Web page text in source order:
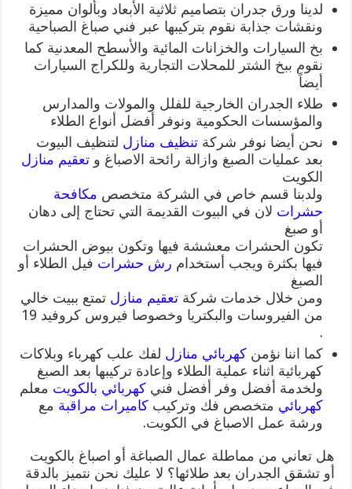
لدينا ورق جدران بتصاميم ثلاثية الأبعاد وبألوان مميزة
ونقشات جذابة نقوم بتركيبها عبر فني صباغ الصباحية
بخ السيارات والخزانات المائية والأسطح المعدنية كما
نقوم ببخ الشتر للمحلات التجارية وللكراج السيارات
أيضاً
طلاء الجدران الخارجية للفلل والمولات والمدارس
والمؤسسات الحكومية ونوفر أفضل أنواع الطلاء
نحن أيضا نوفر شركةتنظيف منازل لتنظيف البيوت
بعد عمليات الصبغ وازالة رائحة الاصباغ وتعقيم منازل
الكويت
ولدبنا قسم خاص في الشركة متخصص مكافحة
حشرات لان في البيوت القديمة التي تحتاج إلى دهان
أو صبغ
تكون الحشرات معششة فيها وتكون بيوض الحشرات
فيها بكثرة ويجب أستخدام رش حشرات فيل الطلاء أو
الصبغ
ومن خلال خدمات شركةتعقيم منازل تمتع ببيت خالي
من الفيروسات والبكتريا وخصوصا فيروس كروفيد 19
.
كما اننا نؤمنكهربائي منازل لفك علب كهرباء وبلاكات
كهربائية اثناء عملية الطلاء وإعادة تركيبها بعد الصبغ
ولخدمة أفضل وفر أفضل فنيكهربائي بالكويت معلم
كهربائي متخصص فك وتركيبكاميرات مراقبة مع
ورشة عمل الاصباغ في الكويت.
هل تعاني من مماطلة عمال الصباغة أو اصباغ بالكويت
أو تشقق الجدران بعد طلائها؟ لا عليك نحن نتميز بالدقة